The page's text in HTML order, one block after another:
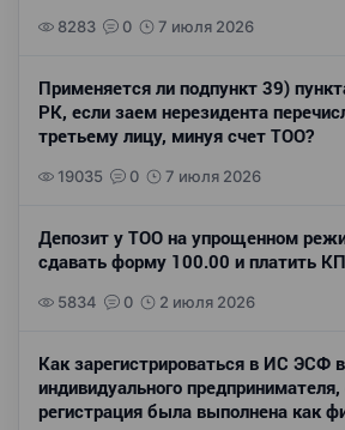
8283 0 7 июля 2026
Применяется ли подпункт 39)
РК, если заем нерезидента
третьему лицу, минуя счет ТОО?
19035 0 7 июля 2026
Депозит у ТОО на упрощенном
сдавать форму 100.00 и платить
5834 0 2 июля 2026
Как зарегистрироваться в ИС ЭСФ
индивидуального
регистрация была выполнена как